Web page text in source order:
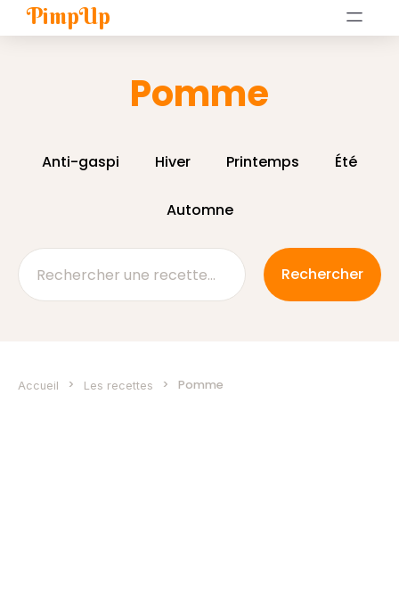
PimpUp
Pomme
Anti-gaspi Hiver Printemps Été
Automne
Accueil > Les recettes > Pomme